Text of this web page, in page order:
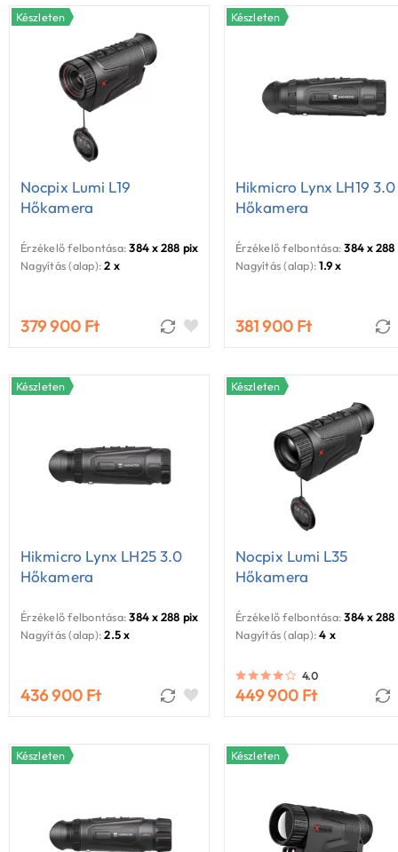
Készleten
Nocpix Lumi L19
Hőkamera
Érzékelő felbontása: 384 x 288 pixel
Nagyítás (alap): 2 x
379 900 Ft
Készleten
Hikmicro Lynx LH19 3.0
Hőkamera
Érzékelő felbontása: 384 x 288
Nagyítás (alap): 1.9 x
381 900 Ft
Készleten
Hikmicro Lynx LH25 3.0
Hőkamera
Érzékelő felbontása: 384 x 288 pixel
Nagyítás (alap): 2.5 x
436 900 Ft
Készleten
Nocpix Lumi L35
Hőkamera
Érzékelő felbontása: 384 x 288
Nagyítás (alap): 4 x
4.0
449 900 Ft
Készleten Készleten